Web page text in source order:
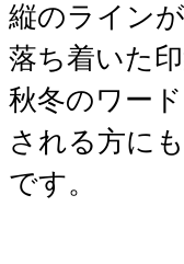
縦のライン
落ち着いた
秋冬のワー
される方に
です。